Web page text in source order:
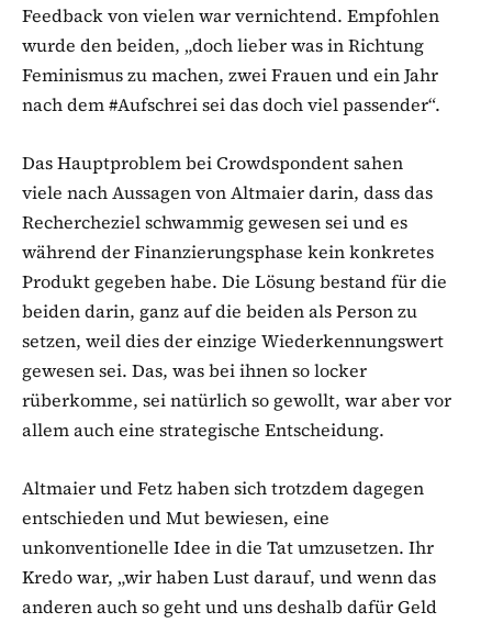
Feedback von vielen war vernichtend. Empfohlen
wurde den beiden, „doch lieber was in Richtung
Feminismus zu machen, zwei Frauen und ein Jahr
nach dem #Aufschrei sei das doch viel passender“.
Das Hauptproblem bei Crowdspondent sahen
viele nach Aussagen von Altmaier darin, dass das
Rechercheziel schwammig gewesen sei und es
während der Finanzierungsphase kein konkretes
Produkt gegeben habe. Die Lösung bestand für die
beiden darin, ganz auf die beiden als Person zu
setzen, weil dies der einzige Wiederkennungswert
gewesen sei. Das, was bei ihnen so locker
rüberkomme, sei natürlich so gewollt, war aber vor
allem auch eine strategische Entscheidung.
Altmaier und Fetz haben sich trotzdem dagegen
entschieden und Mut bewiesen, eine
unkonventionelle Idee in die Tat umzusetzen. Ihr
Kredo war, „wir haben Lust darauf, und wenn das
anderen auch so geht und uns deshalb dafür Geld